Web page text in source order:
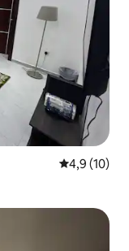
prosječna
4,9 (10)